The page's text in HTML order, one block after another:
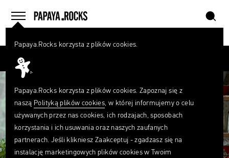
menu
home szukaj
Papaya.Rocks korzysta z plików cookies.
Papaya.Rocks korzysta z plików cookies. Zapoznaj się z
naszą Polityką plików cookies, w której informujemy o celu
używanych przez nas cookies, ich rodzajach, sposobach
korzystania i ich usuwania oraz naszych zaufanych
partnerach. Jeśli klikniesz Zaakceptuj - zgadzasz się na
instalację marketingowych plików cookies w Twoim
Czego
szukasz?